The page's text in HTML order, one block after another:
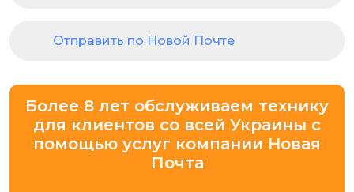
Отправить по Новой Почте
Более 8 лет обслуживаем технику
для клиентов со всей Украины с
помощью услуг компании Новая
Почта